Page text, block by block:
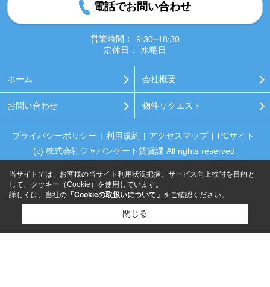
電話でお問い合わせ
営業時間：
9:30~18:30
定休日：
水曜日
ホーム 会社概要
お問い合わせ 物件リクエスト
プライバシーポリシー 利用規約 アクセスマップ
PCサイト
(c) 株式会社ジャパンゲート賃貸課 All rights reserved.
当サイトでは、お客様の当サイト利用状況把握、サービス向上検討を目的と
して、クッキー（Cookie）を使用しています。
詳しくは、当社の 「Cookieの取扱いについて」 をご確認ください。
閉じる